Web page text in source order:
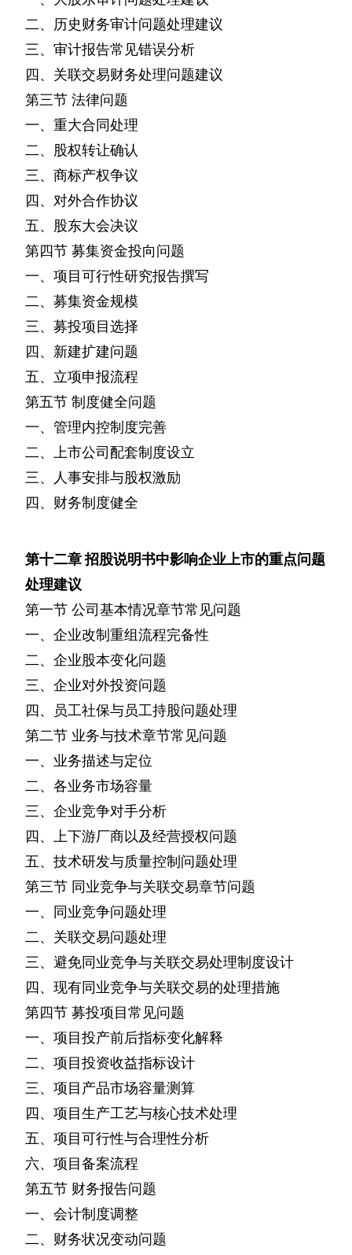
二、历史财务审计问题处理建议
三、审计报告常见错误分析
四、关联交易财务处理问题建议
第三节 法律问题
一、重大合同处理
二、股权转让确认
三、商标产权争议
四、对外合作协议
五、股东大会决议
第四节 募集资金投向问题
一、项目可行性研究报告撰写
二、募集资金规模
三、募投项目选择
四、新建扩建问题
五、立项申报流程
第五节 制度健全问题
一、管理内控制度完善
二、上市公司配套制度设立
三、人事安排与股权激励
四、财务制度健全
第十二章招股说明书中影响企业上市的重点问题
处理建议
第一节 公司基本情况章节常见问题
一、企业改制重组流程完备性
二、企业股本变化问题
三、企业对外投资问题
四、员工社保与员工持股问题处理
第二节 业务与技术章节常见问题
一、业务描述与定位
二、各业务市场容量
三、企业竞争对手分析
四、上下游厂商以及经营授权问题
五、技术研发与质量控制问题处理
第三节 同业竞争与关联交易章节问题
一、同业竞争问题处理
二、关联交易问题处理
三、避免同业竞争与关联交易处理制度设计
四、现有同业竞争与关联交易的处理措施
第四节 募投项目常见问题
一、项目投产前后指标变化解释
二、项目投资收益指标设计
三、项目产品市场容量测算
四、项目生产工艺与核心技术处理
五、项目可行性与合理性分析
六、项目备案流程
第五节 财务报告问题
一、会计制度调整
二、财务状况变动问题